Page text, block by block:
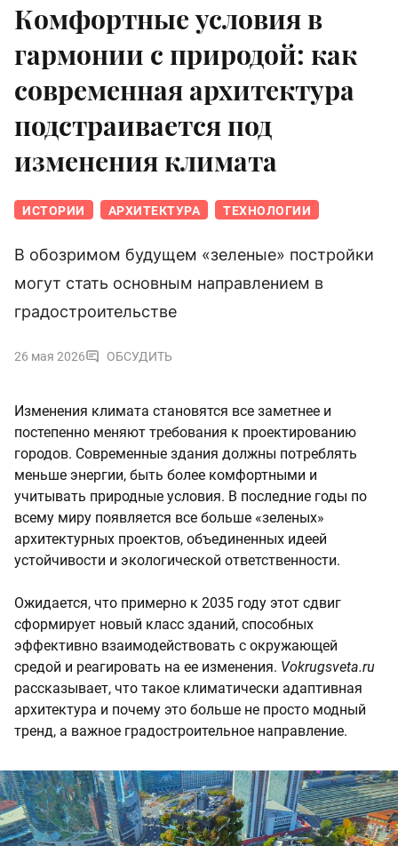
Комфортные условия в
гармонии с природой: как
современная архитектура
подстраивается под
изменения климата
ИСТОРИИ АРХИТЕКТУРА ТЕХНОЛОГИИ
В обозримом будущем «зеленые» постройки
могут стать основным направлением в
градостроительстве
26 мая 2026 ОБСУДИТЬ
Изменения климата становятся все заметнее и
постепенно меняют требования к проектированию
городов. Современные здания должны потреблять
меньше энергии, быть более комфортными и
учитывать природные условия. В последние годы по
всему миру появляется все больше «зеленых»
архитектурных проектов, объединенных идеей
устойчивости и экологической ответственности.
Ожидается, что примерно к 2035 году этот сдвиг
сформирует новый класс зданий, способных
эффективно взаимодействовать с окружающей
средой и реагировать на ее изменения. Vokrugsveta.ru
рассказывает, что такое климатически адаптивная
архитектура и почему это больше не просто модный
тренд, а важное градостроительное направление.